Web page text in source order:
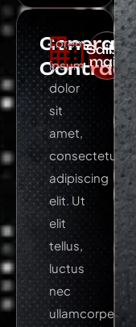
General
Lorem
ipsum
dolor
sit
amet,
consectetur
adipiscing
elit. Ut
elit
tellus,
luctus
nec
ullamcorper
Saiba
mais